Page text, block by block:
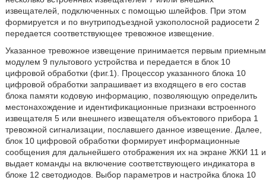
извещателей, подключенных с помощью шлейфов. При этом
формируется и по внутриподъездной узкополосной радиосети 2
передается соответствующее тревожное извещение.
Указанное тревожное извещение принимается первым приемным
модулем 9 пультового устройства и передается в блок 10
цифровой обработки (фиг.1). Процессор указанного блока 10
цифровой обработки запрашивает из входящего в его состав
блока памяти кодовую информацию, позволяющую определить
местонахождение и идентификационные признаки встроенного
извещателя 5 или внешнего извещателя объектового прибора 1
тревожной сигнализации, пославшего данное извещение. Далее,
блок 10 цифровой обработки формирует информационные
сообщения для дальнейшего отображения их на экране ЖКИ 11 и
выдает команды на включение соответствующего индикатора в
блоке 12 светодиодов. Выбор параметров и настройка блока 10